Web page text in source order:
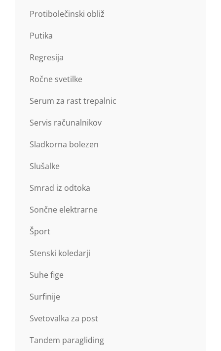
Protibolečinski obliž
Putika
Regresija
Ročne svetilke
Serum za rast trepalnic
Servis računalnikov
Sladkorna bolezen
Slušalke
Smrad iz odtoka
Sončne elektrarne
Šport
Stenski koledarji
Suhe fige
Surfinije
Svetovalka za post
Tandem paragliding